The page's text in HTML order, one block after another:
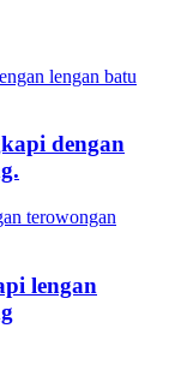
dengan
lengan